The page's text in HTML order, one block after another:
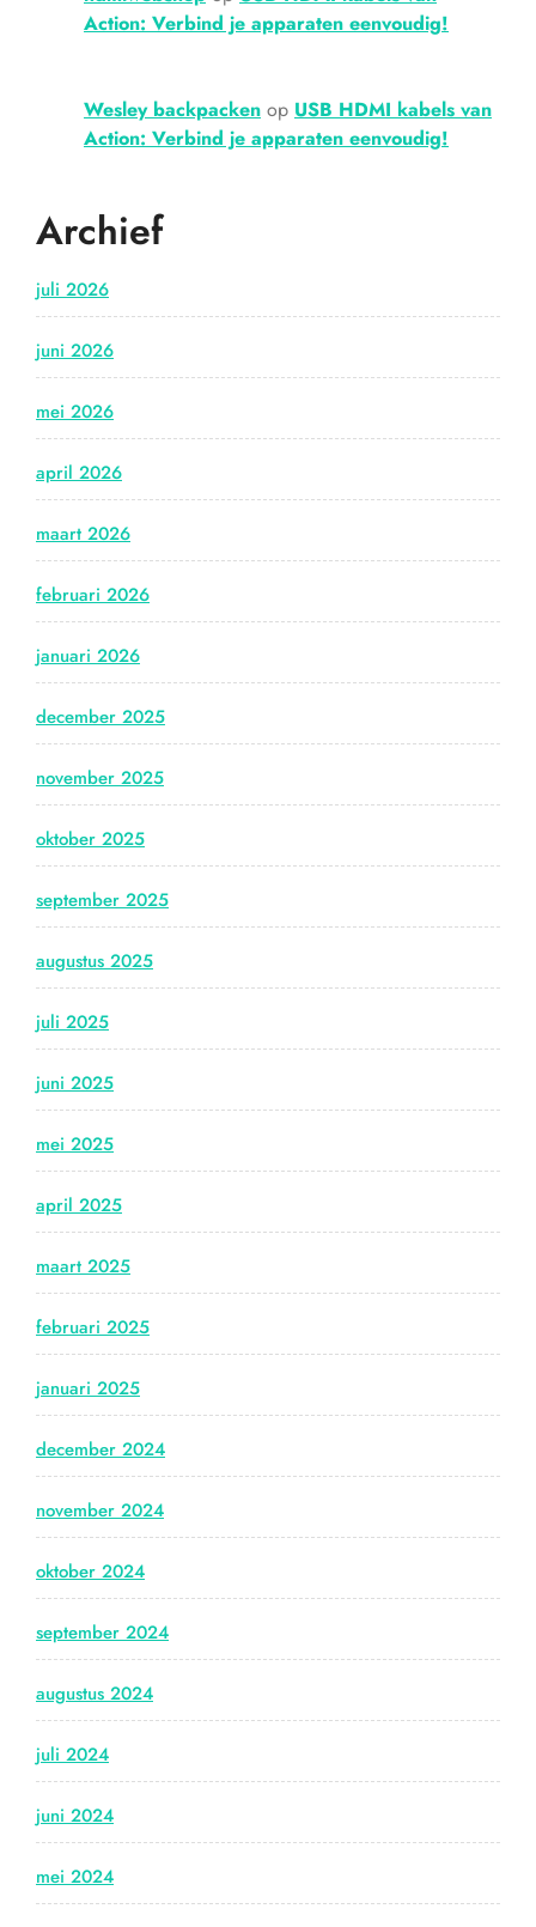
Action: Verbind je apparaten eenvoudig!
Wesley backpacken op USB HDMI kabels van
Action: Verbind je apparaten eenvoudig!
Archief
juli 2026
juni 2026
mei 2026
april 2026
maart 2026
februari 2026
januari 2026
december 2025
november 2025
oktober 2025
september 2025
augustus 2025
juli 2025
juni 2025
mei 2025
april 2025
maart 2025
februari 2025
januari 2025
december 2024
november 2024
oktober 2024
september 2024
augustus 2024
juli 2024
juni 2024
mei 2024